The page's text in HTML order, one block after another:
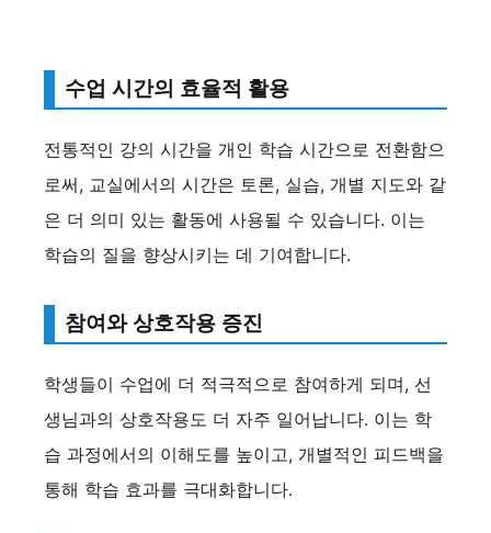
수업 시간의 효율적 활용
전통적인 강의 시간을 개인 학습 시간으로 전환함으
로써, 교실에서의 시간은 토론, 실습, 개별 지도와 같
은 더 의미 있는 활동에 사용될 수 있습니다. 이는
학습의 질을 향상시키는 데 기여합니다.
참여와 상호작용 증진
학생들이 수업에 더 적극적으로 참여하게 되며, 선
생님과의 상호작용도 더 자주 일어납니다. 이는 학
습 과정에서의 이해도를 높이고, 개별적인 피드백을
통해 학습 효과를 극대화합니다.